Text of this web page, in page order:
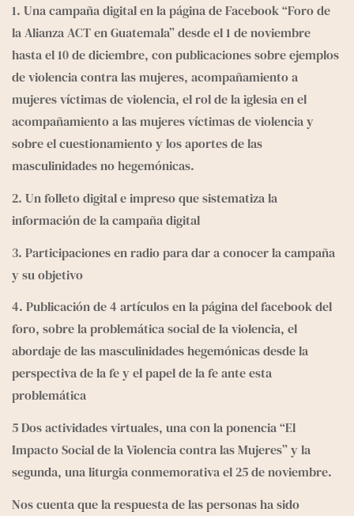
1. Una campaña digital en la página de Facebook “Foro de
la Alianza ACT en Guatemala” desde el 1 de noviembre
hasta el 10 de diciembre, con publicaciones sobre ejemplos
de violencia contra las mujeres, acompañamiento a
mujeres víctimas de violencia, el rol de la iglesia en el
acompañamiento a las mujeres víctimas de violencia y
sobre el cuestionamiento y los aportes de las
masculinidades no hegemónicas.
2. Un folleto digital e impreso que sistematiza la
información de la campaña digital
3. Participaciones en radio para dar a conocer la campaña
y su objetivo
4. Publicación de 4 artículos en la página del facebook del
foro, sobre la problemática social de la violencia, el
abordaje de las masculinidades hegemónicas desde la
perspectiva de la fe y el papel de la fe ante esta
problemática
5 Dos actividades virtuales, una con la ponencia “El
Impacto Social de la Violencia contra las Mujeres” y la
segunda, una liturgia conmemorativa el 25 de noviembre.
Nos cuenta que la respuesta de las personas ha sido